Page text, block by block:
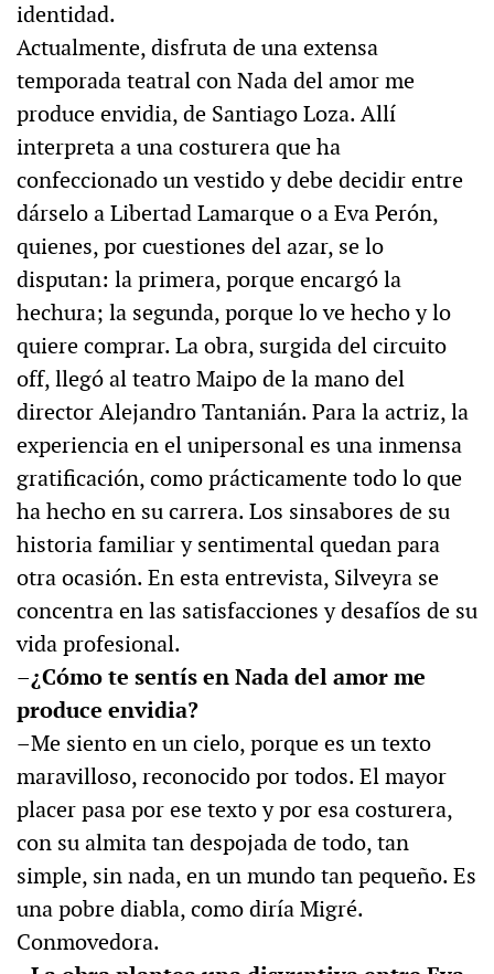
identidad.
Actualmente, disfruta de una extensa
temporada teatral con Nada del amor me
produce envidia, de Santiago Loza. Allí
interpreta a una costurera que ha
confeccionado un vestido y debe decidir entre
dárselo a Libertad Lamarque o a Eva Perón,
quienes, por cuestiones del azar, se lo
disputan: la primera, porque encargó la
hechura; la segunda, porque lo ve hecho y lo
quiere comprar. La obra, surgida del circuito
off, llegó al teatro Maipo de la mano del
director Alejandro Tantanián. Para la actriz, la
experiencia en el unipersonal es una inmensa
gratificación, como prácticamente todo lo que
ha hecho en su carrera. Los sinsabores de su
historia familiar y sentimental quedan para
otra ocasión. En esta entrevista, Silveyra se
concentra en las satisfacciones y desafíos de su
vida profesional.
–¿Cómo te sentís en Nada del amor me
produce envidia?
–Me siento en un cielo, porque es un texto
maravilloso, reconocido por todos. El mayor
placer pasa por ese texto y por esa costurera,
con su almita tan despojada de todo, tan
simple, sin nada, en un mundo tan pequeño. Es
una pobre diabla, como diría Migré.
Conmovedora.